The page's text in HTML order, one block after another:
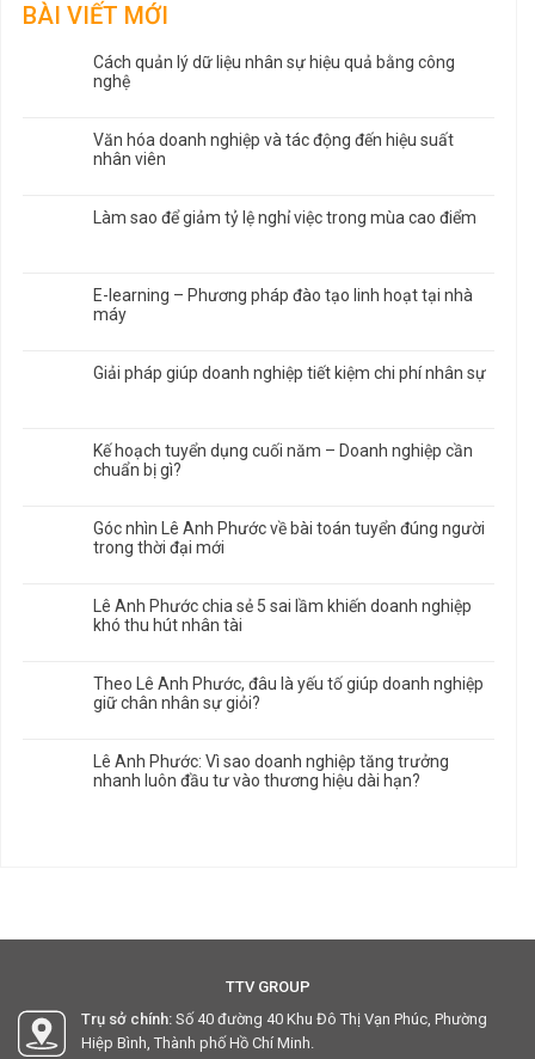
BÀI VIẾT MỚI
Cách quản lý dữ liệu nhân sự hiệu quả bằng công
nghệ
Văn hóa doanh nghiệp và tác động đến hiệu suất
nhân viên
Làm sao để giảm tỷ lệ nghỉ việc trong mùa cao điểm
E-learning – Phương pháp đào tạo linh hoạt tại nhà
máy
Giải pháp giúp doanh nghiệp tiết kiệm chi phí nhân sự
Kế hoạch tuyển dụng cuối năm – Doanh nghiệp cần
chuẩn bị gì?
Góc nhìn Lê Anh Phước về bài toán tuyển đúng người
trong thời đại mới
Lê Anh Phước chia sẻ 5 sai lầm khiến doanh nghiệp
khó thu hút nhân tài
Theo Lê Anh Phước, đâu là yếu tố giúp doanh nghiệp
giữ chân nhân sự giỏi?
Lê Anh Phước: Vì sao doanh nghiệp tăng trưởng
nhanh luôn đầu tư vào thương hiệu dài hạn?
TTV GROUP
Trụ sở chính: Số 40 đường 40 Khu Đô Thị Vạn Phúc, Phường
Hiệp Bình, Thành phố Hồ Chí Minh.